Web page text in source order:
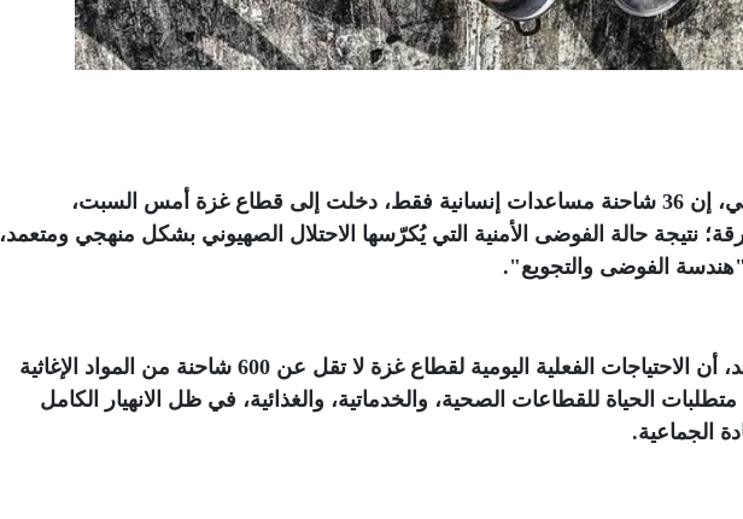
قال المكتب الإعلامي الحكومي، إن 36 شاحنة مساعدات إنسانية فقط، دخلت إلى قطاع غزة أمس السبت،
نتيجة حالة الفوضى الأمنية التي يُكرّسها الاحتلال الصهيوني بشكل منهجي ومتعمد،
الفوضى والتجويع".
وأكد المكتب في بيان له، الأحد، أن الاحتياجات الفعلية اليومية لقطاع غزة لا تقل عن 600 شاحنة من المواد الإغاثية
متطلبات الحياة للقطاعات الصحية، والخدماتية، والغذائية، في ظل الانهيار الكامل
الجماعية.